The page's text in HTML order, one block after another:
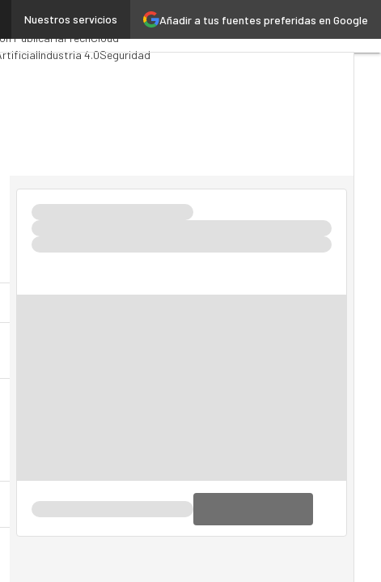
Añadir a tus fuentes preferidas en Google
Nuestros servicios
Analytics
PúblicaMarTechCloud
Industria 4.0Seguridad